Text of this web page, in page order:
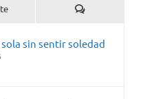
Comentarios
sin sentir soledad